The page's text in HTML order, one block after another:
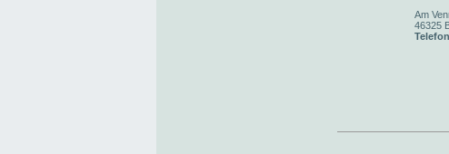
Am
46325